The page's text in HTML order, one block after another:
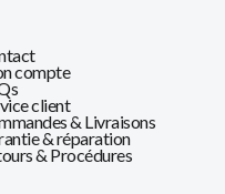
compte
client
& Livraisons
& réparation
& Procédures